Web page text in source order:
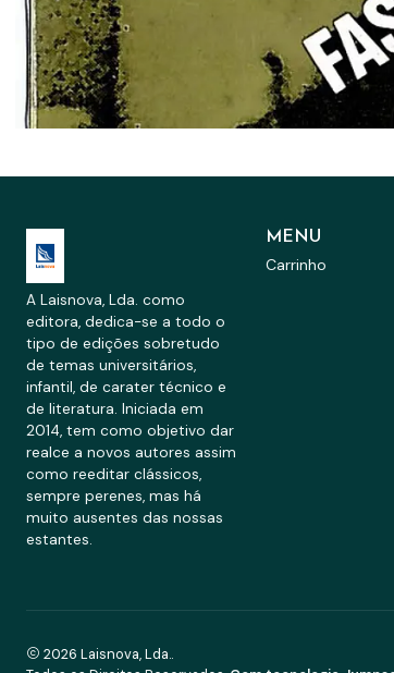
A Laisnova, Lda. como
editora, dedica-se a todo o
tipo de edições sobretudo
de temas universitários,
infantil, de carater técnico e
de literatura. Iniciada em
2014, tem como objetivo dar
realce a novos autores assim
como reeditar clássicos,
sempre perenes, mas há
muito ausentes das nossas
estantes.
MENU
Carrinho
2026 Laisnova, Lda..